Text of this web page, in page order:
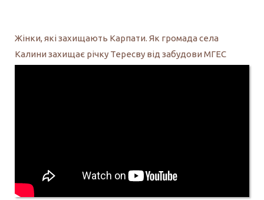
Жінки, які захищають Карпати. Як громада села
Калини захищає річку Тересву від забудови МГЕС